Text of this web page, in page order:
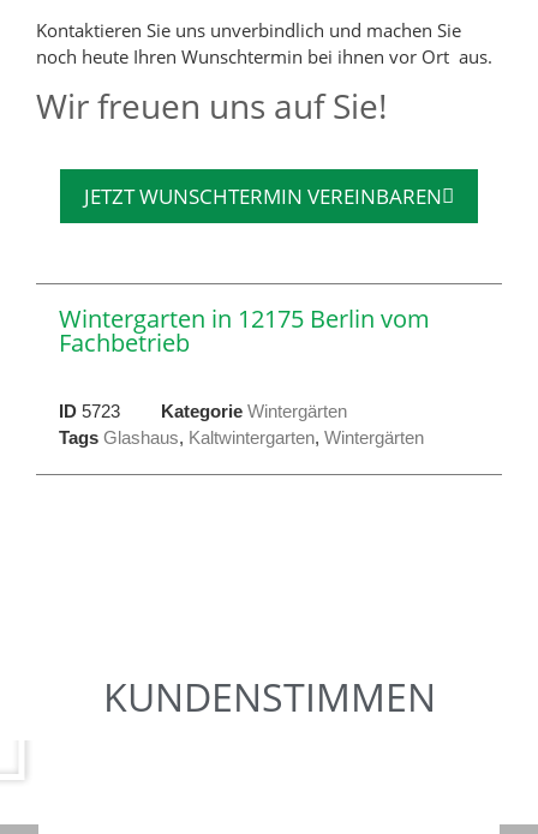
Kontaktieren Sie uns unverbindlich und machen Sie
noch heute Ihren Wunschtermin bei ihnen vor Ort aus.
Wir freuen uns auf Sie!
JETZT WUNSCHTERMIN VEREINBAREN
Wintergarten in 12175 Berlin vom
Fachbetrieb
ID 5723 Kategorie Wintergärten
Tags Glashaus, Kaltwintergarten, Wintergärten
KUNDENSTIMMEN